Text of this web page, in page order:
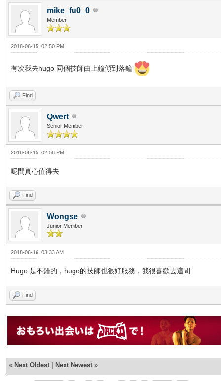
mike_fu0_0
Member
2018-06-15, 02:50 PM
有次我去hugo 同個技師由上鐘傾到落鐘
Find
Qwert
Senior Member
2018-06-15, 02:58 PM
呢間真心值得去
Find
Wongse
Junior Member
2018-06-16, 03:33 AM
Hugo 是不錯的，hugo的技師也很好服務，我很喜歡去這間
Find
« Next Oldest | Next Newest »